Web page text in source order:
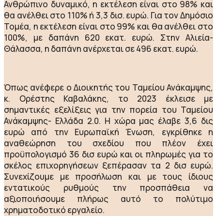
Ανθρώπινο δυναμικό, η εκτέλεση είναι στο 98% και
θα ανέλθει στο 110% ή 3,3 δισ. ευρώ. Για τον Δημόσιο
Τομέα, η εκτέλεση είναι στο 99% και θα ανέλθει στο
100%, με δαπάνη 620 εκατ. ευρώ. Στην Αλιεία-
Θάλασσα, η δαπάνη ανέρχεται σε 496 εκατ. ευρώ.
Όπως ανέφερε ο Διοικητής του Ταμείου Ανάκαμψης,
κ. Ορέστης Καβαλάκης, το 2023 έκλεισε με
σημαντικές εξελίξεις για την πορεία του Ταμείου
Ανάκαμψης- Ελλάδα 2.0. Η χώρα μας έλαβε 3,6 δις
ευρώ από την Ευρωπαϊκή Ένωση, εγκρίθηκε η
αναθεώρηση του σχεδίου που πλέον έχει
προϋπολογισμό 36 δισ ευρώ και οι πληρωμές για το
σκέλος επιχορηγήσεων ξεπέρασαν τα 2 δισ ευρώ.
Συνεχίζουμε με προσήλωση και με τους ίδιους
εντατικούς ρυθμούς την προσπάθεια να
αξιοποιήσουμε πλήρως αυτό το πολύτιμο
χρηματοδοτικό εργαλείο.